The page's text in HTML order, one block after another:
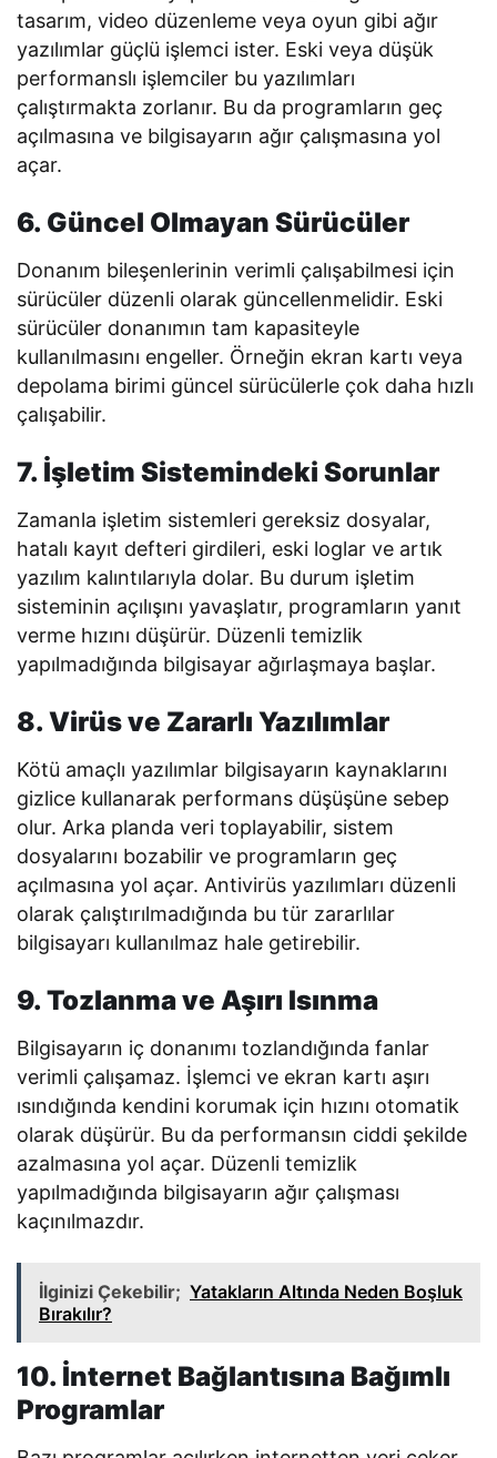
tasarım, video düzenleme veya oyun gibi ağır
yazılımlar güçlü işlemci ister. Eski veya düşük
performanslı işlemciler bu yazılımları
çalıştırmakta zorlanır. Bu da programların geç
açılmasına ve bilgisayarın ağır çalışmasına yol
açar.
6. Güncel Olmayan Sürücüler
Donanım bileşenlerinin verimli çalışabilmesi için
sürücüler düzenli olarak güncellenmelidir. Eski
sürücüler donanımın tam kapasiteyle
kullanılmasını engeller. Örneğin ekran kartı veya
depolama birimi güncel sürücülerle çok daha hızlı
çalışabilir.
7. İşletim Sistemindeki Sorunlar
Zamanla işletim sistemleri gereksiz dosyalar,
hatalı kayıt defteri girdileri, eski loglar ve artık
yazılım kalıntılarıyla dolar. Bu durum işletim
sisteminin açılışını yavaşlatır, programların yanıt
verme hızını düşürür. Düzenli temizlik
yapılmadığında bilgisayar ağırlaşmaya başlar.
8. Virüs ve Zararlı Yazılımlar
Kötü amaçlı yazılımlar bilgisayarın kaynaklarını
gizlice kullanarak performans düşüşüne sebep
olur. Arka planda veri toplayabilir, sistem
dosyalarını bozabilir ve programların geç
açılmasına yol açar. Antivirüs yazılımları düzenli
olarak çalıştırılmadığında bu tür zararlılar
bilgisayarı kullanılmaz hale getirebilir.
9. Tozlanma ve Aşırı Isınma
Bilgisayarın iç donanımı tozlandığında fanlar
verimli çalışamaz. İşlemci ve ekran kartı aşırı
ısındığında kendini korumak için hızını otomatik
olarak düşürür. Bu da performansın ciddi şekilde
azalmasına yol açar. Düzenli temizlik
yapılmadığında bilgisayarın ağır çalışması
kaçınılmazdır.
İlginizi Çekebilir; Yatakların Altında Neden Boşluk
Bırakılır?
10. İnternet Bağlantısına Bağımlı
Programlar